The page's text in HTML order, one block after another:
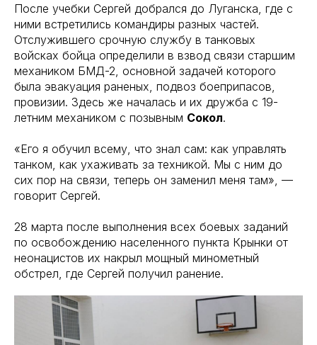
После учебки Сергей добрался до Луганска, где с
ними встретились командиры разных частей.
Отслужившего срочную службу в танковых
войсках бойца определили в взвод связи старшим
механиком БМД-2, основной задачей которого
была эвакуация раненых, подвоз боеприпасов,
провизии. Здесь же началась и их дружба с 19-
летним механиком с позывным Сокол.
«Его я обучил всему, что знал сам: как управлять
танком, как ухаживать за техникой. Мы с ним до
сих пор на связи, теперь он заменил меня там», —
говорит Сергей.
28 марта после выполнения всех боевых заданий
по освобождению населенного пункта Крынки от
неонацистов их накрыл мощный минометный
обстрел, где Сергей получил ранение.